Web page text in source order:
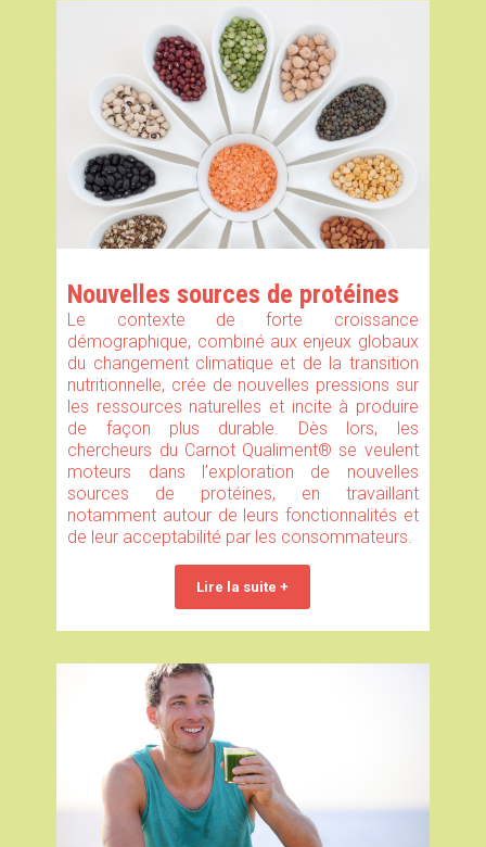
Nouvelles sources de protéines
Le contexte de forte croissance
démographique, combiné aux enjeux globaux
du changement climatique et de la transition
nutritionnelle, crée de nouvelles pressions sur
les ressources naturelles et incite à produire
de façon plus durable. Dès lors, les
chercheurs du Carnot Qualiment® se veulent
moteurs dans l’exploration de nouvelles
sources de protéines, en travaillant
notamment autour de leurs fonctionnalités et
de leur acceptabilité par les consommateurs.
Lire la suite +